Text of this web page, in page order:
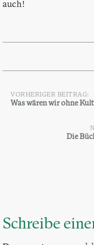
auch!
VORHERIGER BEITRAG:
Was wären wir ohne
Die
Schreibe